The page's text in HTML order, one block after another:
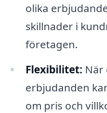
olika
skillnader i
företagen.
Flexibilitet: När
erbjudanden
om pris och